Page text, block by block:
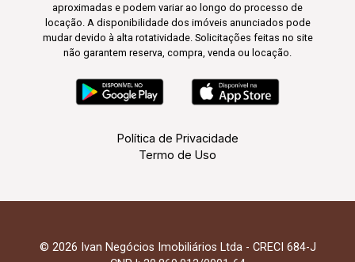
aproximadas e podem variar ao longo do processo de
locação. A disponibilidade dos imóveis anunciados pode
mudar devido à alta rotatividade. Solicitações feitas no site
não garantem reserva, compra, venda ou locação.
Política de Privacidade
Termo de Uso
© 2026 Ivan Negócios Imobiliários Ltda - CRECI 684-J